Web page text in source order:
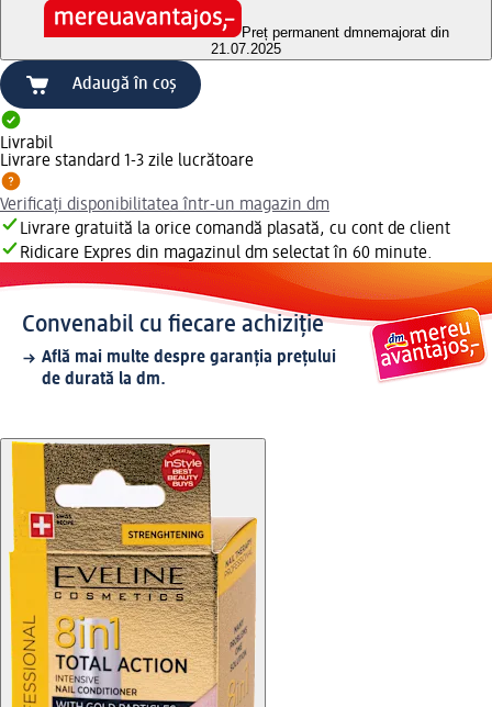
Preț permanent dmnemajorat din
21.07.2025
Adaugă în coș
Livrabil
Livrare standard 1-3 zile lucrătoare
Verificați disponibilitatea într-un magazin dm
Livrare gratuită la orice comandă plasată, cu cont de client
Ridicare Expres din magazinul dm selectat în 60 minute.
Convenabil cu fiecare achiziție
Află mai multe despre garanția prețului
de durată la dm.